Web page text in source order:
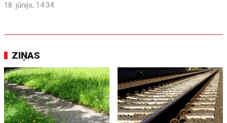
18. jūnijs, 14:34
ZIŅAS